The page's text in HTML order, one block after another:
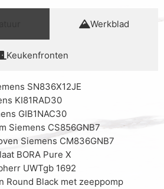
Werkblad
Keukenfronten
SN836X12JE
KI81RAD30
GIB1NAC30
Siemens CS856GNB7
Siemens CM836GNB7
BORA Pure X
UWTgb 1692
Round Black met zeeppomp